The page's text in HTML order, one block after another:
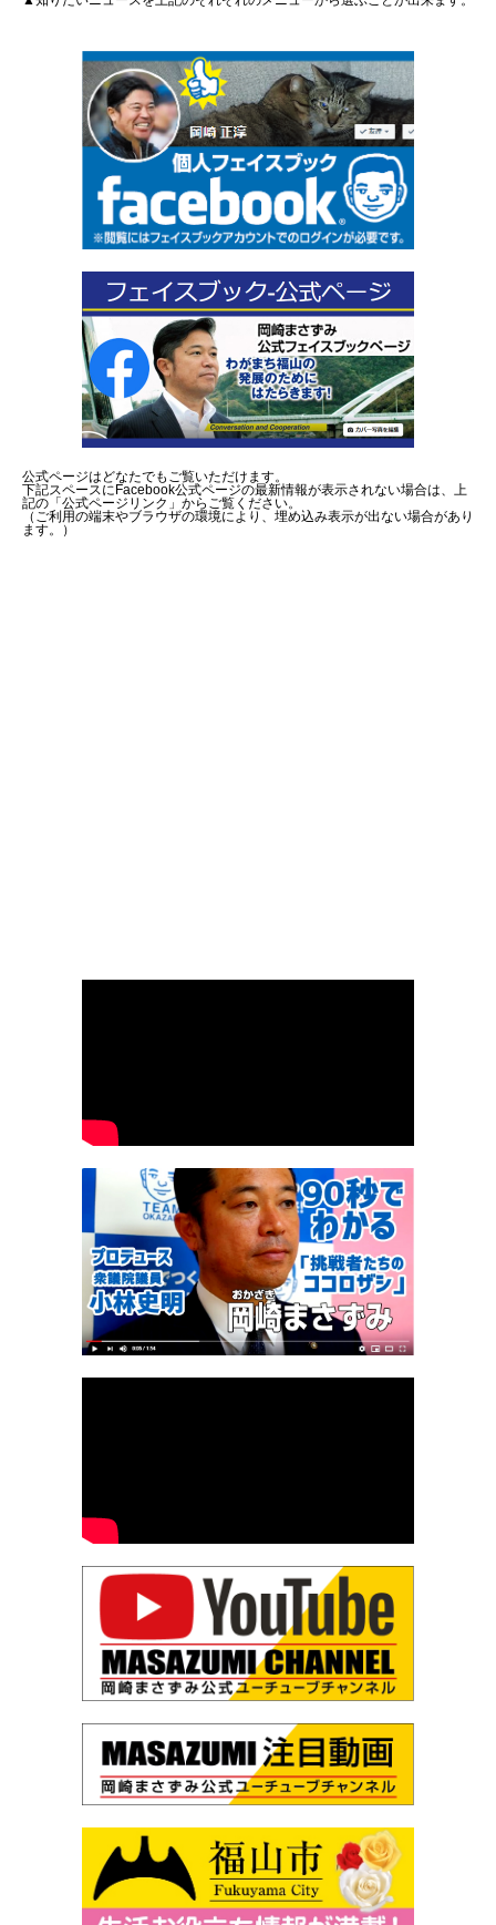
公式ページはどなたでもご覧いただけます。
下記スペースにFacebook公式ページの最新情報が表示されない場合は、上
記の「公式ページリンク」からご覧ください。
（ご利用の端末やブラウザの環境により、埋め込み表示が出ない場合があり
ます。）